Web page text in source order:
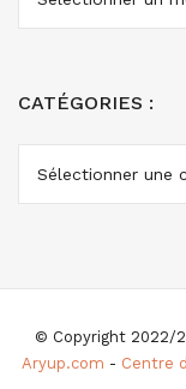
CATÉGORIES :
© Copyright 2022/
Aryup.com - Centre